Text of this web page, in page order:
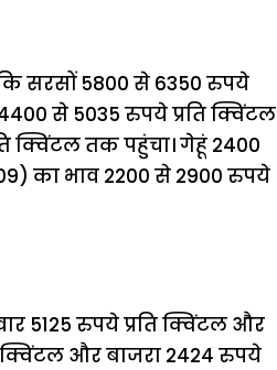
सरसों 5800 से 6350 रुपये
से 5035 रुपये प्रति क्विंटल
क्विंटल तक पहुंचा। गेहूं 2400
का भाव 2200 से 2900 रुपये
5125 रुपये प्रति क्विंटल और
क्विंटल और बाजरा 2424 रुपये